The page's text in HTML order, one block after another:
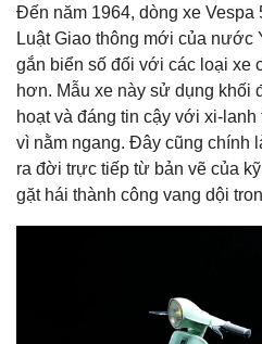
Đến năm 1964, dòng xe
Luật Giao thông mới của nước
gắn biển số đối với các loại xe
hơn. Mẫu xe này sử dụng khối
hoạt và đáng tin cậy với xi-
vì nằm ngang. Đây cũng chính
ra đời trực tiếp từ bản vẽ của
gặt hái thành công vang dội